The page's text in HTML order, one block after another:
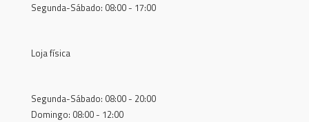
Segunda-Sábado: 08:00 - 17:00
Loja física
Segunda-Sábado: 08:00 - 20:00
Domingo: 08:00 - 12:00